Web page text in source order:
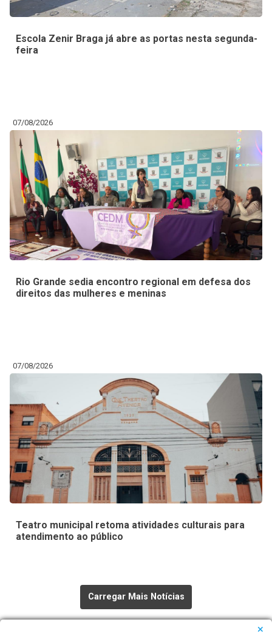
Escola Zenir Braga já abre as portas nesta segunda-
feira
07/08/2026
Rio Grande sedia encontro regional em defesa dos
direitos das mulheres e meninas
07/08/2026
Teatro municipal retoma atividades culturais para
atendimento ao público
Carregar Mais Notícias